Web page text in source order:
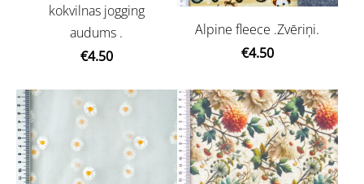
kokvilnas jogging
audums .
€4.50
Alpine fleece .Zvēriņi.
€4.50